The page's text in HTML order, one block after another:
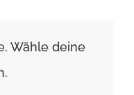
Wähle deine